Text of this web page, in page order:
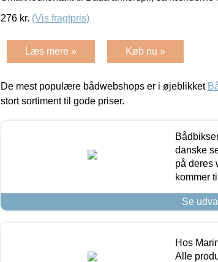
276 kr. (Vis fragtpris)
Læs mere » Køb nu »
De mest populære bådwebshops er i øjeblikket
stort sortiment til gode priser.
danske
på deres
kommer
Se
Hos
Alle